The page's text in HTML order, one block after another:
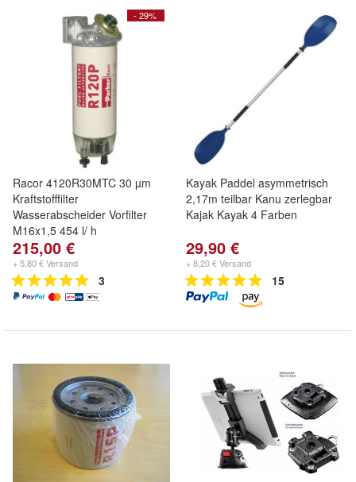
- 29%
Racor 4120R30MTC 30 µm
Kraftstofffilter
Wasserabscheider Vorfilter
M16x1,5 454 l/ h
215,00 €
+ 5,80 € Versand
3
Kayak Paddel asymmetrisch
2,17m teilbar Kanu zerlegbar
Kajak Kayak 4 Farben
29,90 €
+ 8,20 € Versand
15